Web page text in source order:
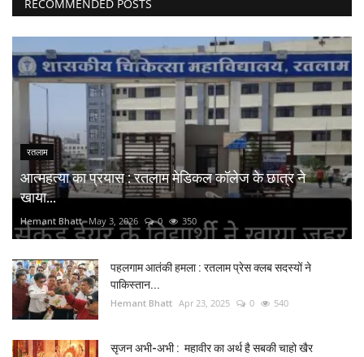
RECOMMENDED POSTS
रतलाम
आत्महत्या का प्रयास : रतलाम मेडिकल कॉलेज के छात्र ने
खाया...
Hemant Bhatt May 3, 2026 0 350
पहलगाम आतंकी हमला : रतलाम प्रेस क्लब सदस्यों ने
पाकिस्तान...
Hemant Bhatt Apr 23, 2025 0 540
सृजन अभी-अभी : महावीर का अर्थ है सबकी चाहो खैर